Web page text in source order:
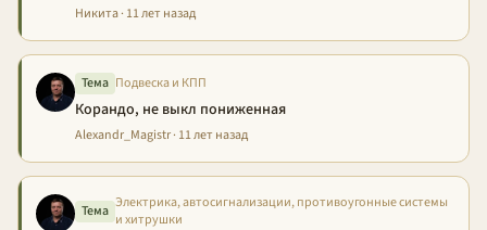
Никита · 11 лет назад
Тема Подвеска и КПП
Корандо, не выкл пониженная
Alexandr_Magistr · 11 лет назад
Тема Электрика, автосигнализации, противоугонные системы
и хитрушки